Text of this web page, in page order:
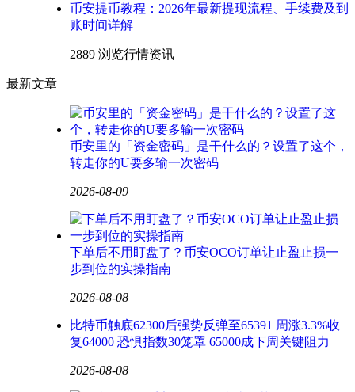
币安提币教程：2026年最新提现流程、手续费及到
账时间详解
2889 浏览行情资讯
最新文章
币安里的「资金密码」是干什么的？设置了这个，
转走你的U要多输一次密码
2026-08-09
下单后不用盯盘了？币安OCO订单让止盈止损一
步到位的实操指南
2026-08-08
比特币触底62300后强势反弹至65391 周涨3.3%收
复64000 恐惧指数30笼罩 65000成下周关键阻力
2026-08-08